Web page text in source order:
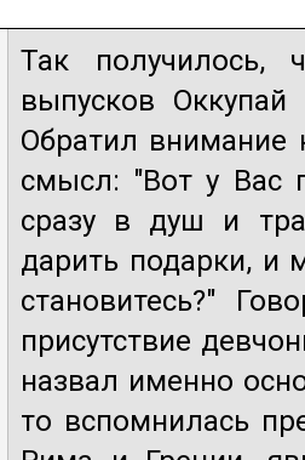
Так получилось,
выпусков
Обратил внимание
смысл: "Вот у Вас
сразу в душ и
дарить подарки,
становитесь?"
присутствие
назвал именно
то вспомнилась